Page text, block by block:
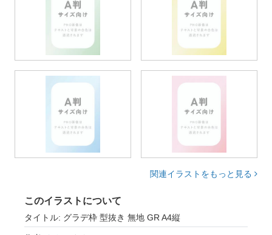
関連イラストをもっと見る
このイラストについて
タイトル: グラデ枠 型抜き 無地 GR A4縦